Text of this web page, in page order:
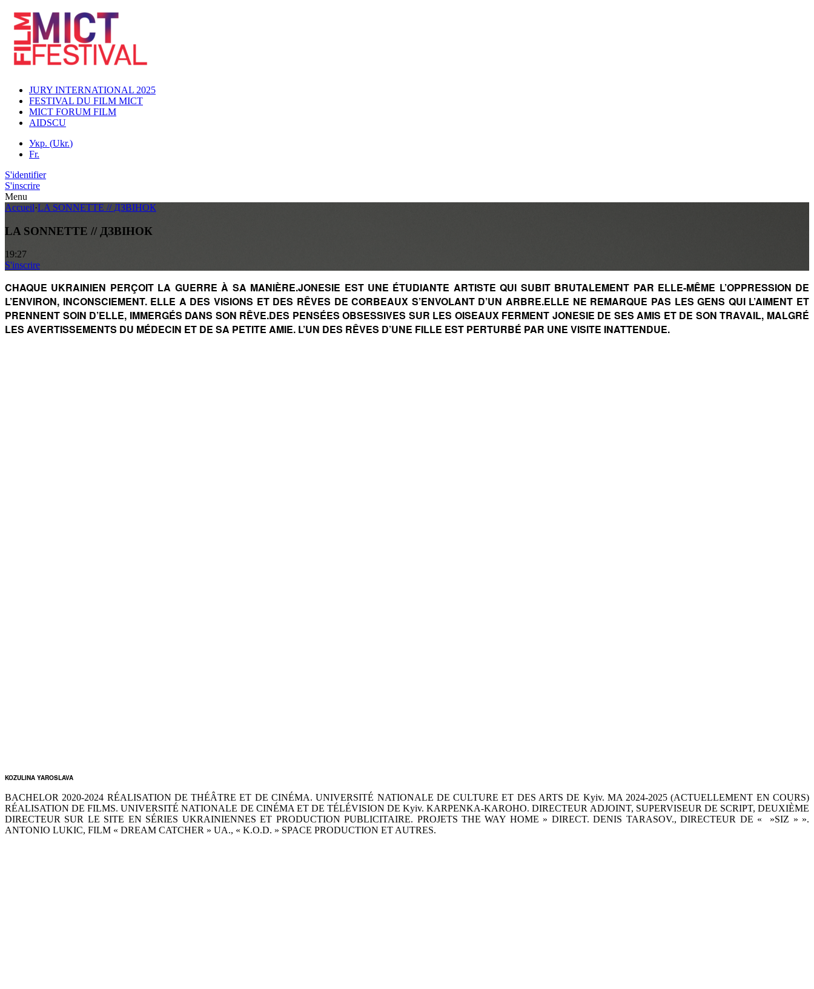
JURY INTERNATIONAL 2025
FESTIVAL DU FILM MICT
MICT FORUM FILM
AIDSCU
Укр. (Ukr.)
Fr.
S'identifier
S'inscrire
Menu
Accueil·LA SONNETTE // ДЗВІНОК
LA SONNETTE // ДЗВІНОК
19:27
S'inscrire
CHAQUE UKRAINIEN PERÇOIT LA GUERRE À SA MANIÈRE.JONESIE EST UNE ÉTUDIANTE ARTISTE QUI SUBIT BRUTALEMENT PAR ELLE-MÊME L’OPPRESSION DE
L’ENVIRON, INCONSCIEMENT. ELLE A DES VISIONS ET DES RÊVES DE CORBEAUX S’ENVOLANT D’UN ARBRE.ELLE NE REMARQUE PAS LES GENS QUI L’AIMENT ET
PRENNENT SOIN D’ELLE, IMMERGÉS DANS SON RÊVE.DES PENSÉES OBSESSIVES SUR LES OISEAUX FERMENT JONESIE DE SES AMIS ET DE SON TRAVAIL, MALGRÉ
LES AVERTISSEMENTS DU MÉDECIN ET DE SA PETITE AMIE. L’UN DES RÊVES D’UNE FILLE EST PERTURBÉ PAR UNE VISITE INATTENDUE.
KOZULINA YAROSLAVA
BACHELOR 2020-2024 RÉALISATION DE THÉÂTRE ET DE CINÉMA. UNIVERSITÉ NATIONALE DE CULTURE ET DES ARTS DE Kyiv. MA 2024-2025 (ACTUELLEMENT EN COURS)
RÉALISATION DE FILMS. UNIVERSITÉ NATIONALE DE CINÉMA ET DE TÉLÉVISION DE Kyiv. KARPENKA-KAROHO. DIRECTEUR ADJOINT, SUPERVISEUR DE SCRIPT, DEUXIÈME
DIRECTEUR SUR LE SITE EN SÉRIES UKRAINIENNES ET PRODUCTION PUBLICITAIRE. PROJETS THE WAY HOME » DIRECT. DENIS TARASOV., DIRECTEUR DE « »SIZ » ».
ANTONIO LUKIC, FILM « DREAM CATCHER » UA., « K.O.D. » SPACE PRODUCTION ET AUTRES.